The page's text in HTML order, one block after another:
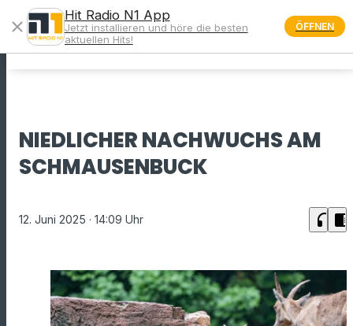
menu
NIEDLICHER NACHWUCHS AM
SCHMAUSENBUCK
12. Juni 2025 · 14:09 Uhr headphones chrome_reader_mode
close
Hit Radio N1 App
Jetzt installieren und höre die besten
aktuellen Hits!
ÖFFNEN